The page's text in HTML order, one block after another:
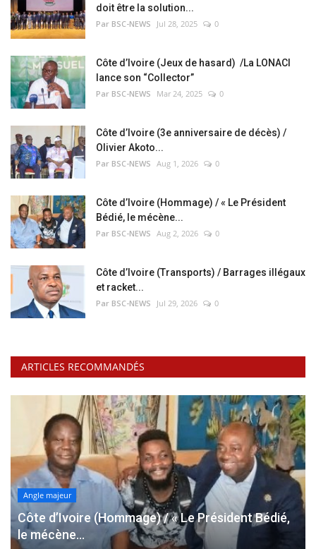
doit être la solution...
Par BSC-NEWS Jul 28, 2025 0
Côte d’Ivoire (Jeux de hasard) /La LONACI
lance son “Collector”
Par BSC-NEWS Mar 24, 2025 0
Côte d’Ivoire (3e anniversaire de décès) /
Olivier Akoto...
Par BSC-NEWS Aug 1, 2026 0
Côte d’Ivoire (Hommage) / « Le Président
Bédié, le mécène...
Par BSC-NEWS Aug 2, 2026 0
Côte d’Ivoire (Transports) / Barrages illégaux
et racket...
Par BSC-NEWS Jul 29, 2026 0
ARTICLES RECOMMANDÉS
Angle majeur
Côte d’Ivoire (Hommage) / « Le Président Bédié,
le mécène...